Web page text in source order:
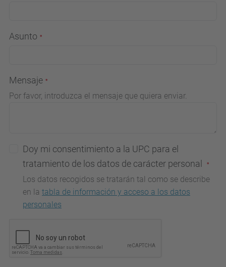
Asunto
Mensaje
Por favor, introduzca el mensaje que quiera enviar.
Doy mi consentimiento a la UPC para el
tratamiento de los datos de carácter personal
Los datos recogidos se tratarán tal como se describe
en la tabla de información y acceso a los datos
personales